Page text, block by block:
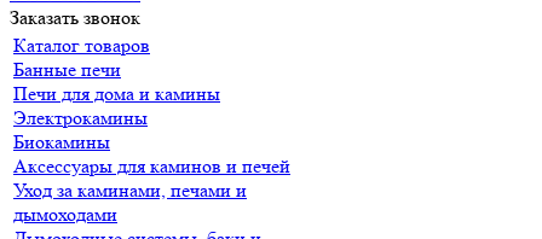
Заказать звонок
Каталог товаров
Банные печи
Печи для дома и камины
Электрокамины
Биокамины
Аксессуары для каминов и печей
Уход за каминами, печами и
дымоходами